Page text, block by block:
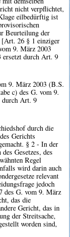
nicht verpflichtet,
eilbedürftig ist
Beurteilung der
[Art. 26 § 1 einziger
9. März 2003
durch Art. 9
9. März 2003 (B.S.
c) des G. vom 9.
durch Art. 9
durch die
Gerichts
§ 2 - In der
Gesetzes, des
Regel
wird darin auch
relevant
jedoch
des G. vom 9. März
das die
Gericht, das in
der Streitsache,
worden sind,